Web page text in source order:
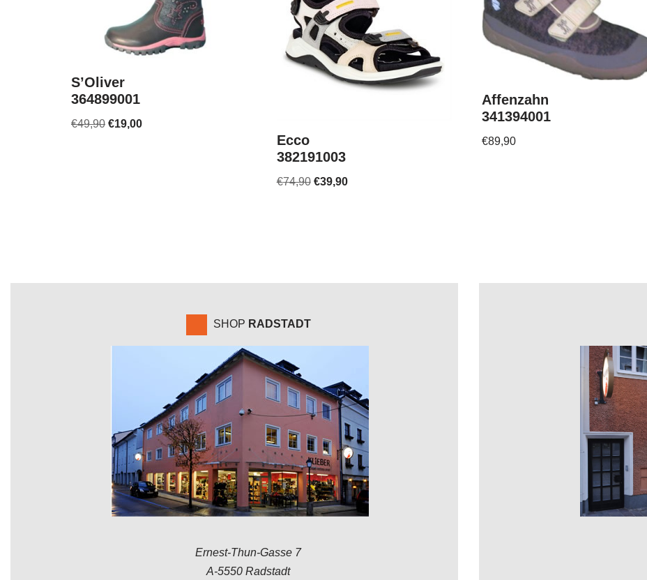
S’Oliver
364899001
€49,90 €19,00
Ecco
382191003
€74,90 €39,90
Affenzahn
341394001
€89,90
SHOP RADSTADT
Ernest-Thun-Gasse 7
A-5550 Radstadt